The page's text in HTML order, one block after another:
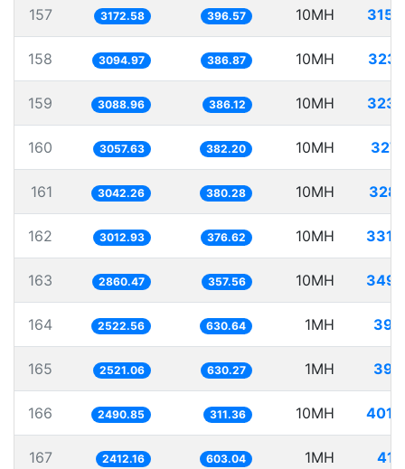
157 3172.58 396.57 10MH
158 3094.97 386.87 10MH
159 3088.96 386.12 10MH
160 3057.63 382.20 10MH
161 3042.26 380.28 10MH
162 3012.93 376.62 10MH
163 2860.47 357.56 10MH
164 2522.56 630.64 1MH
165 2521.06 630.27 1MH
166 2490.85 311.36 10MH
167 2412.16 603.04 1MH